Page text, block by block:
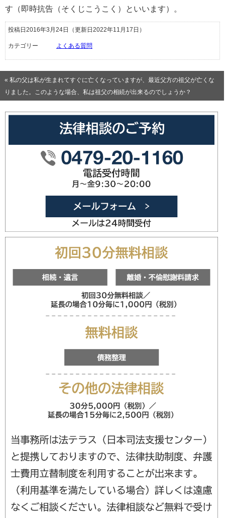
す（即時抗告（そくじこうこく）といいます）。
投稿日2016年3月24日 （更新日2022年11月17日）
カテゴリー よくある質問
« 私の父は私が生まれてすぐに亡くなっていますが、最近父方の祖父が亡くな
りました。このような場合、私は祖父の相続が出来るのでしょうか？